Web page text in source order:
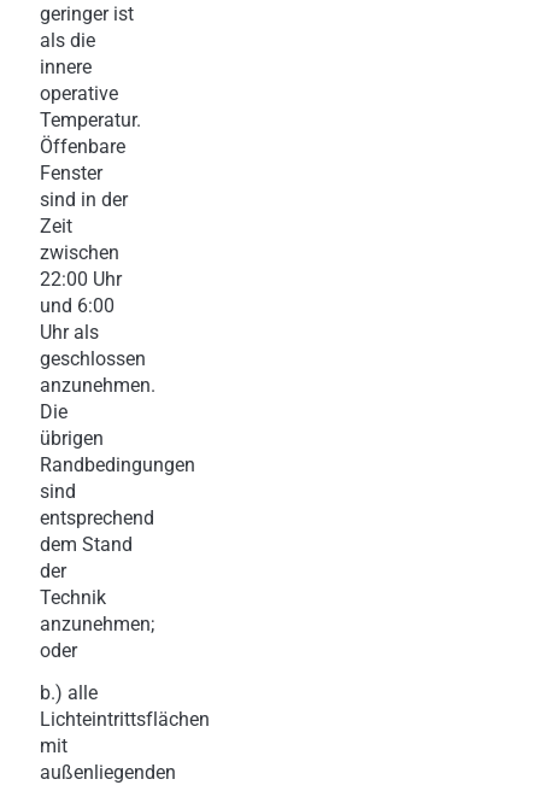
geringer ist
als die
innere
operative
Temperatur.
Öffenbare
Fenster
sind in der
Zeit
zwischen
22:00 Uhr
und 6:00
Uhr als
geschlossen
anzunehmen.
Die
übrigen
Randbedingungen
sind
entsprechend
dem Stand
der
Technik
anzunehmen;
oder
b.) alle
Lichteintrittsflächen
mit
außenliegenden